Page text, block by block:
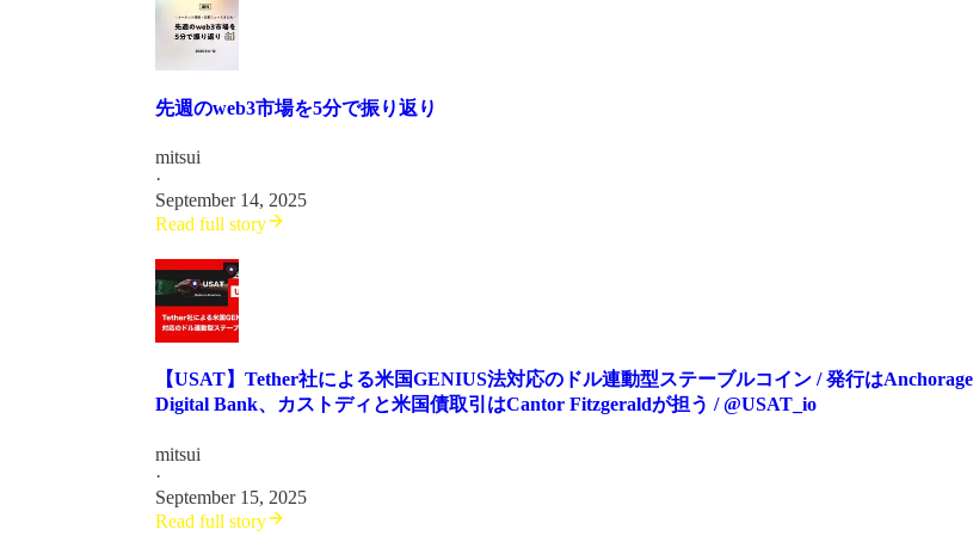
先週のweb3市場を5分で振り返り
mitsui
·
September 14, 2025
Read full story
【USAT】Tether社による米国GENIUS法対応のドル連動型ステーブルコイン / 発行はAnchorage
Digital Bank、カストディと米国債取引はCantor Fitzgeraldが担う / @USAT_io
mitsui
·
September 15, 2025
Read full story